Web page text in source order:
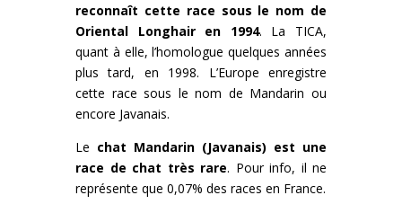
reconnaît cette race sous le nom de
Oriental Longhair en 1994. La TICA,
quant à elle, l’homologue quelques années
plus tard, en 1998. L’Europe enregistre
cette race sous le nom de Mandarin ou
encore Javanais.
Le chat Mandarin (Javanais) est une
race de chat très rare. Pour info, il ne
représente que 0,07% des races en France.